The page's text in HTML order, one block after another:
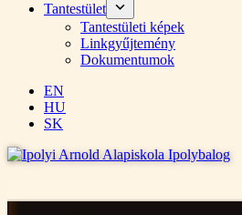
Tantestület
Tantestületi képek
Linkgyűjtemény
Dokumentumok
EN
HU
SK